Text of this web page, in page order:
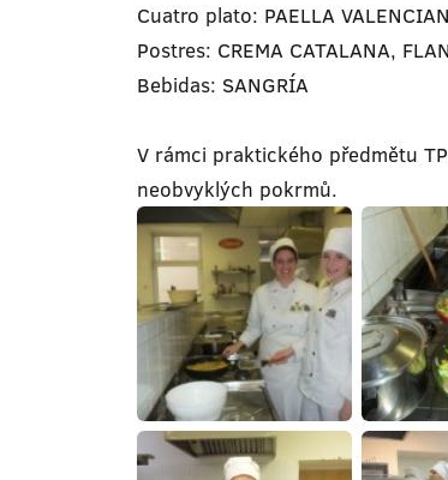
Cuatro plato: PAELLA
Postres: CREMA CATALANA, FLAN
Bebidas: SANGRÍA
V rámci praktického předmětu
neobvyklých pokrmů.